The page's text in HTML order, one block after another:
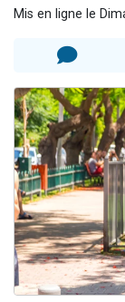
Mis en ligne le